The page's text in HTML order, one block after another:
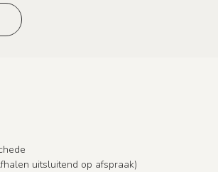
uitsluitend op afspraak)